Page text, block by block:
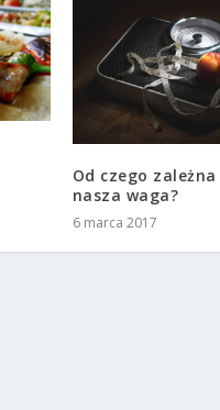
Od czego
nasza waga?
6 marca 2017